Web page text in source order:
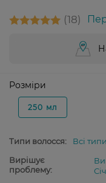
18
Розміри
250 мл
Типи волосся:
Всі
Вирішує
проблему: